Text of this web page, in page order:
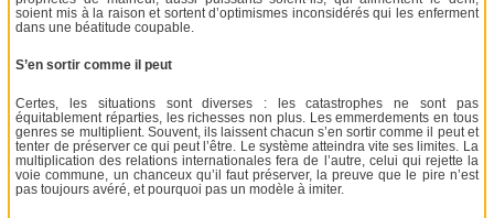
soient mis à la raison et sortent d’optimismes inconsidérés qui les enferment
dans une béatitude coupable.
S’en sortir comme il peut
Certes, les situations sont diverses : les catastrophes ne sont pas
équitablement réparties, les richesses non plus. Les emmerdements en tous
genres se multiplient. Souvent, ils laissent chacun s’en sortir comme il peut et
tenter de préserver ce qui peut l’être. Le système atteindra vite ses limites. La
multiplication des relations internationales fera de l’autre, celui qui rejette la
voie commune, un chanceux qu’il faut préserver, la preuve que le pire n’est
pas toujours avéré, et pourquoi pas un modèle à imiter.